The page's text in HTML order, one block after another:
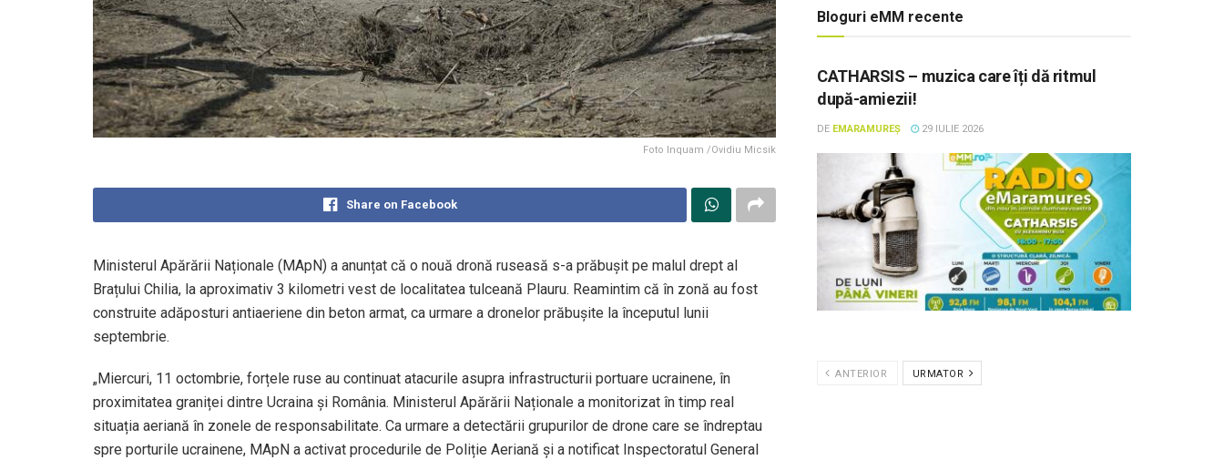
Foto Inquam /Ovidiu Micsik
Share on Facebook
Ministerul Apărării Naționale (MApN) a anunțat că o nouă dronă ruseasă s-a prăbușit pe malul drept al
Brațului Chilia, la aproximativ 3 kilometri vest de localitatea tulceană Plauru. Reamintim că în zonă au fost
construite adăposturi antiaeriene din beton armat, ca urmare a dronelor prăbușite la începutul lunii
septembrie.
„Miercuri, 11 octombrie, forțele ruse au continuat atacurile asupra infrastructurii portuare ucrainene, în
proximitatea graniței dintre Ucraina și România. Ministerul Apărării Naționale a monitorizat în timp real
situația aeriană în zonele de responsabilitate. Ca urmare a detectării grupurilor de drone care se îndreptau
spre porturile ucrainene, MApN a activat procedurile de Poliție Aeriană și a notificat Inspectoratul General
Bloguri eMM recente
CATHARSIS – muzica care îți dă ritmul
după-amiezii!
DE EMARAMUREȘ 29 IULIE 2026
ANTERIOR URMATOR